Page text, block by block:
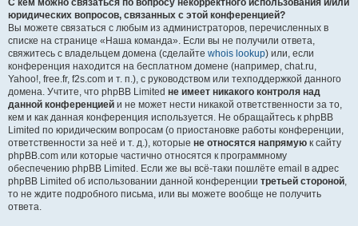
С кем можно связаться по вопросу некорректного использования и/или
юридических вопросов, связанных с этой конференцией?
Вы можете связаться с любым из администраторов, перечисленных в
списке на странице «Наша команда». Если вы не получили ответа,
свяжитесь с владельцем домена (сделайте whois lookup) или, если
конференция находится на бесплатном домене (например, chat.ru,
Yahoo!, free.fr, f2s.com и т. п.), с руководством или техподдержкой данного
домена. Учтите, что phpBB Limited не имеет никакого контроля над
данной конференцией и не может нести никакой ответственности за то,
кем и как данная конференция используется. Не обращайтесь к phpBB
Limited по юридическим вопросам (о приостановке работы конференции,
ответственности за неё и т. д.), которые не относятся напрямую к сайту
phpBB.com или которые частично относятся к программному
обеспечению phpBB Limited. Если же вы всё-таки пошлёте email в адрес
phpBB Limited об использовании данной конференции третьей стороной,
то не ждите подробного письма, или вы можете вообще не получить
ответа.